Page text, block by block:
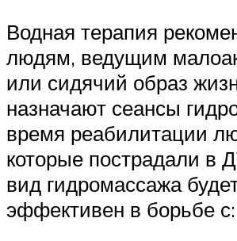
Водная терапия
людям, ведущим
или сидячий образ
назначают сеансы
время реабилитации
которые пострадали в
вид гидромассажа
эффективен в борьбе с: